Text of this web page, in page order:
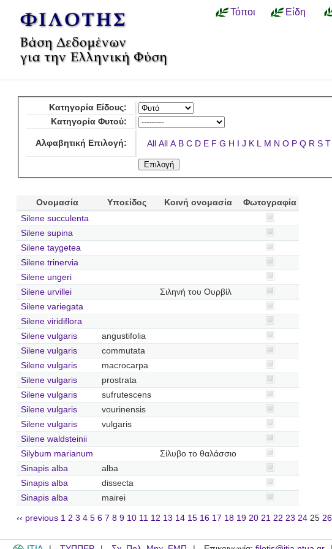
Τόποι Είδη
Κατηγορία Είδους:
Κατηγορία Φυτού:
Αλφαβητική Επιλογή: All All A B C D E F G H I J K L M N O P Q R S T
Ονομασία Υποείδος Κοινή ονομασία
Φωτογραφία
Silene succulenta
Silene supina
Silene taygetea
Silene trinervia
Silene ungeri
Silene urvillei
Σιληνή του Ουρβίλ
Silene variegata
Silene viridiflora
Silene vulgaris
angustifolia
Silene vulgaris
commutata
Silene vulgaris
macrocarpa
Silene vulgaris
prostrata
Silene vulgaris
sufrutescens
Silene vulgaris
vourinensis
Silene vulgaris
vulgaris
Silene waldsteinii
Silybum marianum
Σίλυβο το θαλάσσιο
Sinapis alba
alba
Sinapis alba
dissecta
Sinapis alba
mairei
‹‹ previous 1 2 3 4 5 6 7 8 9 10 11 12 13 14 15 16 17 18 19 20 21 22 23 24 25 26